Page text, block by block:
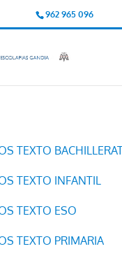
962 965 096
TEXTO
TEXTO INFANTIL
TEXTO ESO
TEXTO PRIMARIA